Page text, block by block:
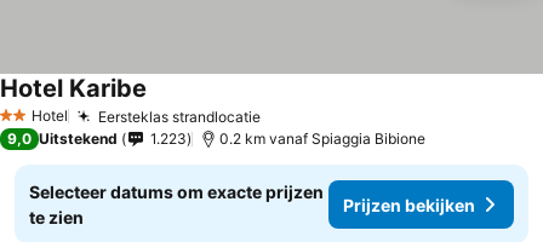
2 Sterren
Hotel Eersteklas strandlocatiePrijzen bekijken
Hotel Karibe
9,0 Uitstekend 1.223 0.2 km vanaf Spiaggia Bibione
Selecteer datums om exacte prijzen
te zien
Prijzen bekijken